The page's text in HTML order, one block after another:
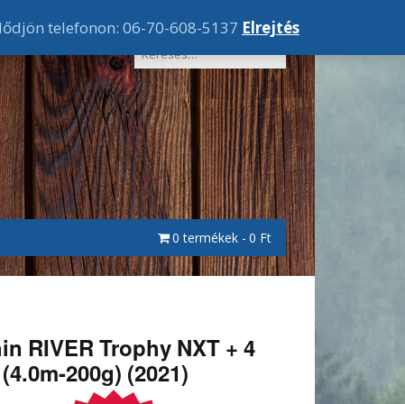
0 termékek 0 Ft
RIVER Trophy NXT + 4
200g) (2021)
telefonon: 06-70-608-5137 Elrejtés